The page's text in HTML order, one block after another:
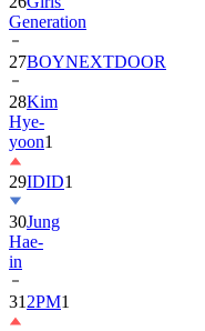
Generation
27BOYNEXTDOOR
28Kim
Hye-
yoon1
29IDID1
30Jung
Hae-
in
31 2PM1